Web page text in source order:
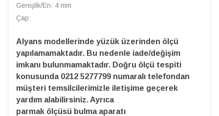
Genişlik/En: 4 mm
Çap:
Alyans modellerinde yüzük üzerinden ölçü
yapılamamaktadır. Bu nedenle iade/değişim
imkanı bulunmamaktadır. Doğru ölçü tespiti
konusunda 0212 5277799 numaralı telefondan
müşteri temsilcilerimizle iletişime geçerek
yardım alabilirsiniz. Ayrıca
parmak ölçüsü bulma aparatı